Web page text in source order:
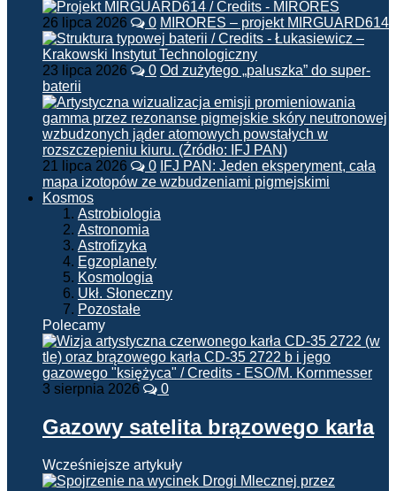
26 lipca 2026 0 MIRORES – projekt MIRGUARD614
23 lipca 2026 0 Od zużytego „paluszka” do super-
baterii
21 lipca 2026 0 IFJ PAN: Jeden eksperyment, cała
mapa izotopów ze wzbudzeniami pigmejskimi
Kosmos
Astrobiologia
Astronomia
Astrofizyka
Egzoplanety
Kosmologia
Ukł. Słoneczny
Pozostałe
Polecamy
3 sierpnia 2026 0
Gazowy satelita brązowego karła
Wcześniejsze artykuły